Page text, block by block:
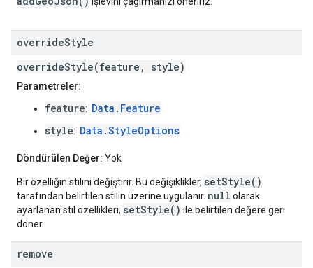
overrideStyle
overrideStyle(feature, style)
Parametreler:
feature: Data.Feature
style: Data.StyleOptions
Döndürülen Değer: Yok
Bir özelliğin stilini değiştirir. Bu değişiklikler, setStyle()
tarafından belirtilen stilin üzerine uygulanır. null olarak
ayarlanan stil özellikleri, setStyle() ile belirtilen değere geri
döner.
remove